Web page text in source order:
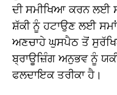
ਦੀ ਸਮੀਖਿਆ ਕਰਨ ਲਈ
ਸ਼ੱਕੀ ਨੂੰ ਹਟਾਉਣ ਲਈ
ਅਣਚਾਹੇ ਘੁਸਪੈਠ ਤੋਂ
ਬ੍ਰਾਊਜ਼ਿੰਗ ਅਨੁਭਵ ਨੂੰ
ਫਲਦਾਇਕ ਤਰੀਕਾ ਹੈ।